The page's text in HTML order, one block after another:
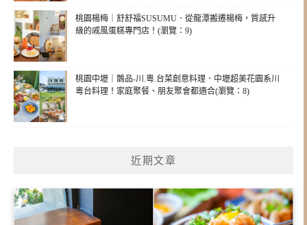
桃園楊梅｜舒舒福SUSUMU．從龍潭搬遷楊梅，質感升
級的戚風蛋糕專門店！(瀏覽：9)
桃園中壢｜鵲品-川.粵.台菜創意料理．中壢超美花園系川
粵台料理！家庭聚餐、朋友聚會都適合(瀏覽：8)
近期文章